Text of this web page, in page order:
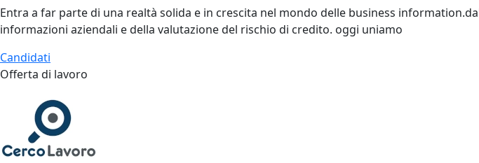
Entra a far parte di una realtà solida e in crescita nel mondo delle business
informazioni aziendali e della valutazione del rischio di credito. oggi uniamo
Candidati
Offerta di lavoro